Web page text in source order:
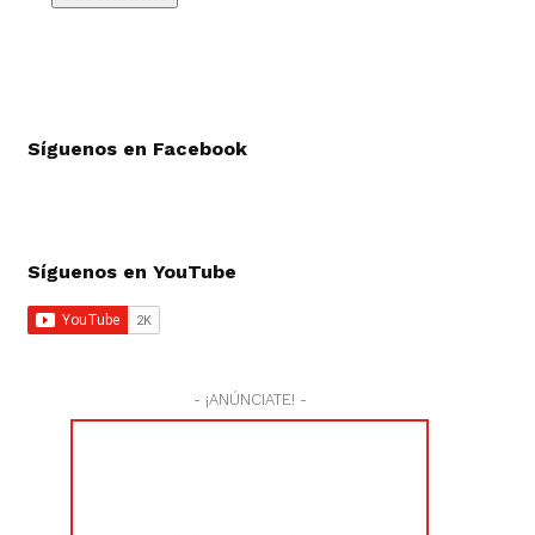
Síguenos en Facebook
Síguenos en YouTube
- ¡ANÚNCIATE! -